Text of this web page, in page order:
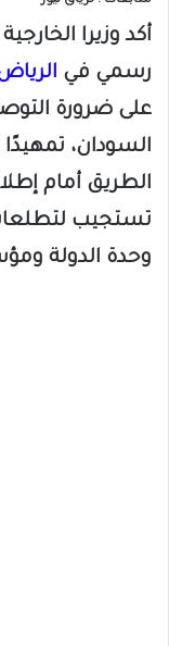
أكد وزيرا
رسمي في
على ضرورة
السودان،
الطريق أمام
تستجيب
وحدة الدولة